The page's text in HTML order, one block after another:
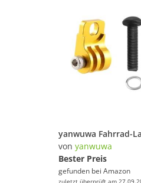
von yanwuwa
Bester Preis
gefunden bei Amazon
zuletzt überprüft am